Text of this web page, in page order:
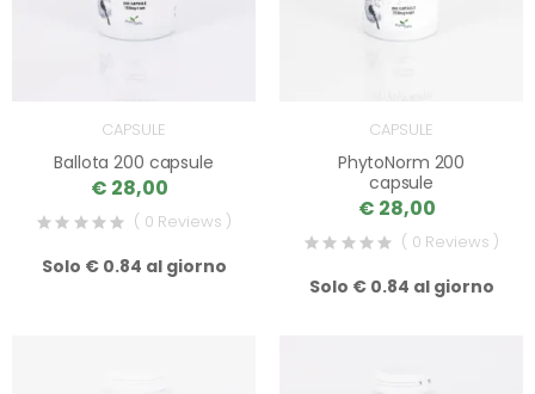
CAPSULE
Ballota 200 capsule
€ 28,00
( 0 Reviews )
Solo € 0.84 al giorno
CAPSULE
PhytoNorm 200
capsule
€ 28,00
( 0 Reviews )
Solo € 0.84 al giorno